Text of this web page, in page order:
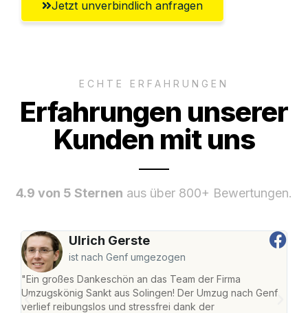
Jetzt unverbindlich anfragen
ECHTE ERFAHRUNGEN
Erfahrungen unserer
Kunden mit uns
4.9 von 5 Sternen aus über 800+ Bewertungen.
Ulrich Gerste
ist nach Genf umgezogen
"Ein großes Dankeschön an das Team der Firma
Umzugskönig Sankt aus Solingen! Der Umzug nach Genf
verlief reibungslos und stressfrei dank der